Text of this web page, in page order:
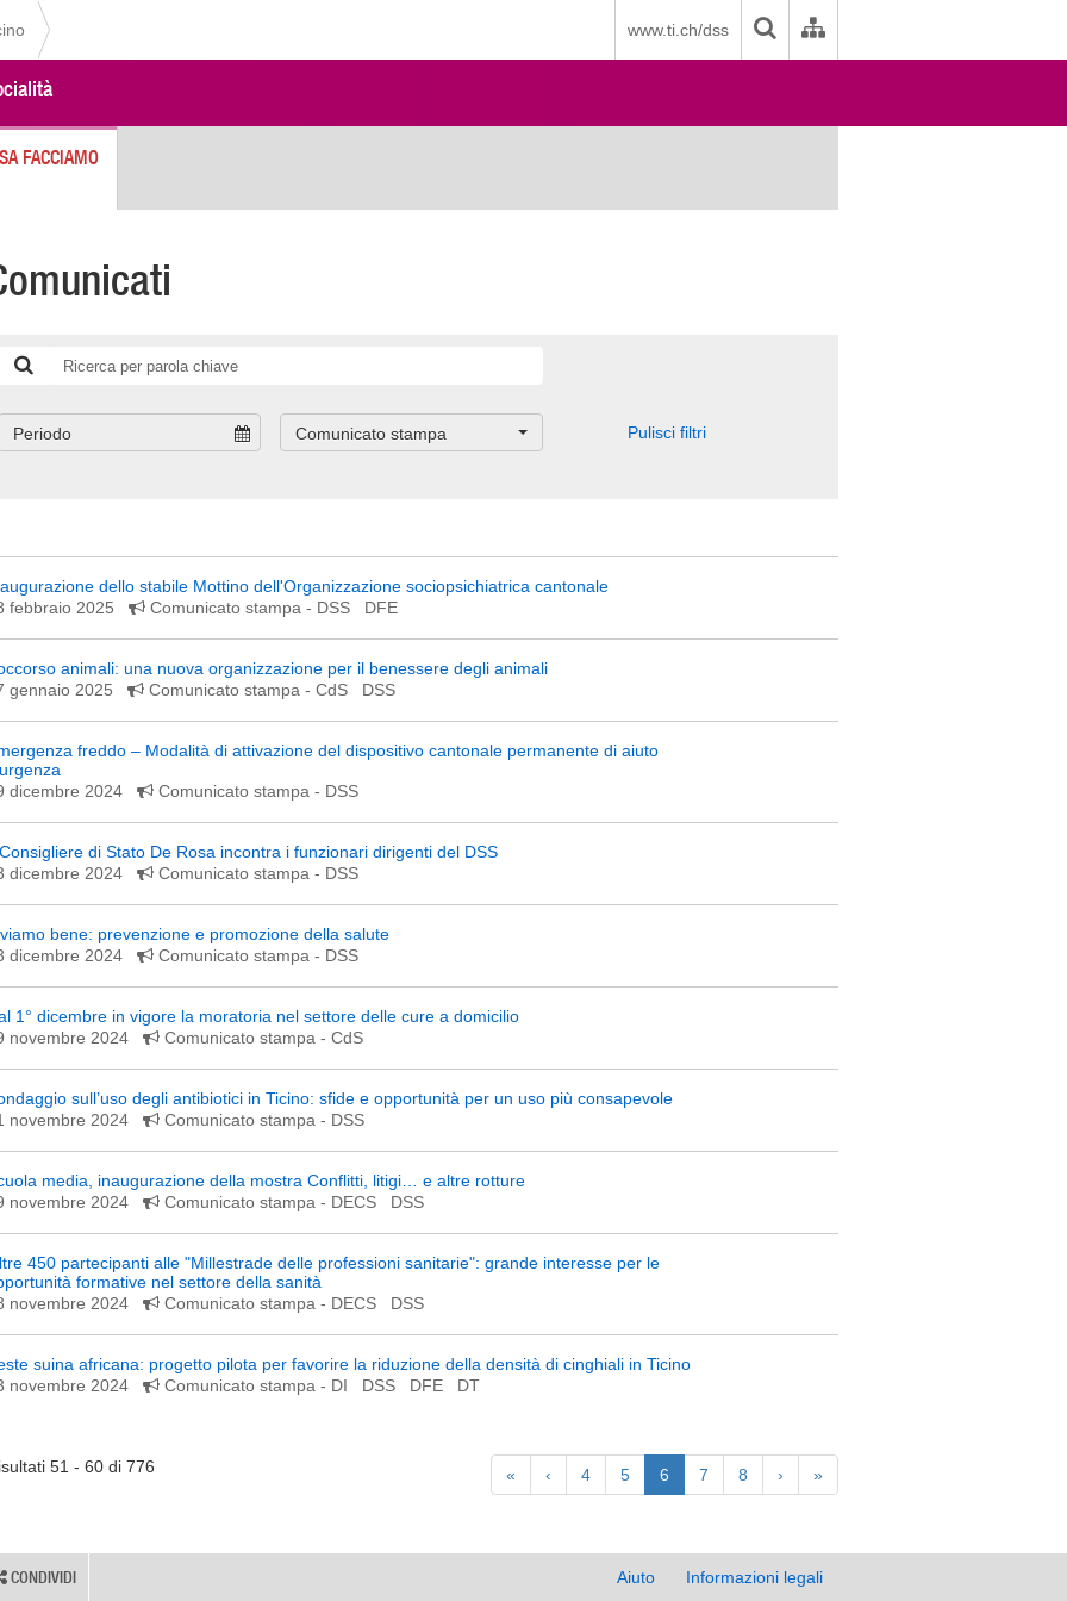
www.ti.ch/dss
FACCIAMO
Periodo Comunicato stampa Pulisci filtri
dello stabile Mottino dell'Organizzazione sociopsichiatrica cantonale
febbraio 2025
Comunicato stampa - DSS DFE
animali: una nuova organizzazione per il benessere degli animali
gennaio 2025
Comunicato stampa - CdS DSS
freddo – Modalità di attivazione del dispositivo cantonale permanente di aiuto
dicembre 2024
Comunicato stampa - DSS
di Stato De Rosa incontra i funzionari dirigenti del DSS
dicembre 2024
Comunicato stampa - DSS
bene: prevenzione e promozione della salute
dicembre 2024
Comunicato stampa - DSS
1° dicembre in vigore la moratoria nel settore delle cure a domicilio
novembre 2024
Comunicato stampa - CdS
sull’uso degli antibiotici in Ticino: sfide e opportunità per un uso più consapevole
novembre 2024
Comunicato stampa - DSS
media, inaugurazione della mostra Conflitti, litigi… e altre rotture
novembre 2024
Comunicato stampa - DECS DSS
450 partecipanti alle "Millestrade delle professioni sanitarie": grande interesse per le
formative nel settore della sanità
novembre 2024
Comunicato stampa - DECS DSS
suina africana: progetto pilota per favorire la riduzione della densità di cinghiali in Ticino
novembre 2024
Comunicato stampa - DI DSS DFE DT
51 - 60 di 776 « ‹ 4 5 6 7 8 › »
CONDIVIDI Aiuto Informazioni legali